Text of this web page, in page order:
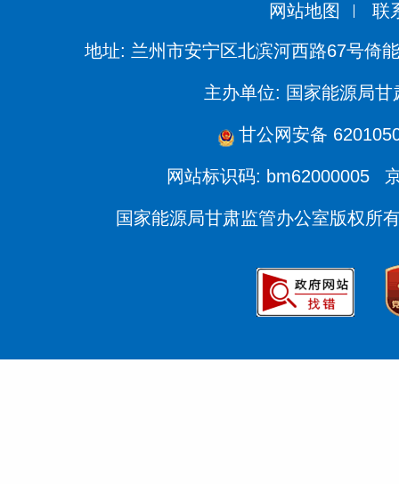
网站地图 联
地址: 兰州市安宁区北滨河西路67号倚
主办单位: 国家能源局甘
甘公网安备
网站标识码: bm62000005
国家能源局甘肃监管办公室版权所